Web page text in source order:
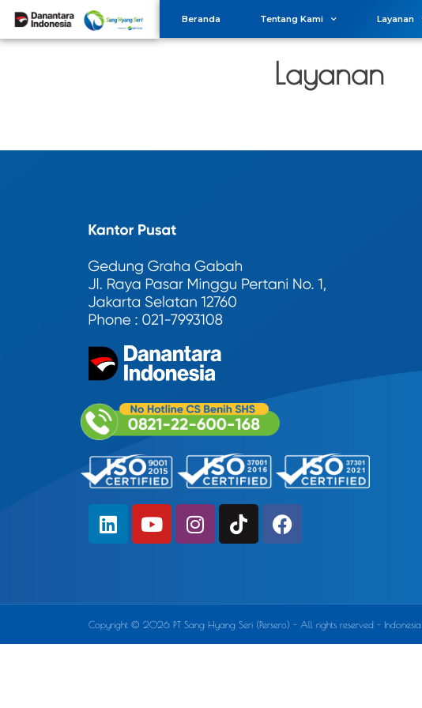
Beranda Tentang Kami Layanan
Layanan
Copyright © 2026 PT Sang Hyang Seri (Persero) - All rights reserved - Indonesia